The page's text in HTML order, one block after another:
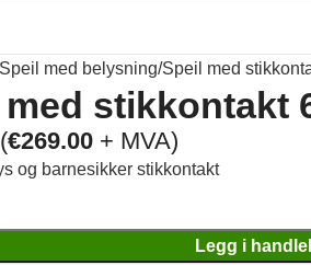
Speil med belysning Speil med
stikkontakt
(€269.00 + MVA)
og barnesikker stikkontakt
Legg i